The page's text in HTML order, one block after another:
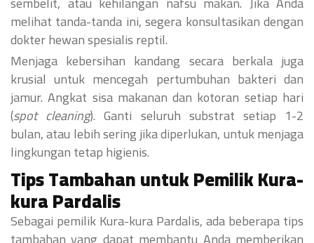
melihat tanda-tanda ini, segera konsultasikan dengan
dokter hewan spesialis reptil.
Menjaga kebersihan kandang secara berkala juga
krusial untuk mencegah pertumbuhan bakteri dan
jamur. Angkat sisa makanan dan kotoran setiap hari
(spot cleaning). Ganti seluruh substrat setiap 1-2
bulan, atau lebih sering jika diperlukan, untuk menjaga
lingkungan tetap higienis.
Tips Tambahan untuk Pemilik Kura-
kura Pardalis
Sebagai pemilik Kura-kura Pardalis, ada beberapa tips